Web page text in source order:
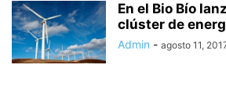
En el Bio Bío
clúster de
Admin - agosto 11,